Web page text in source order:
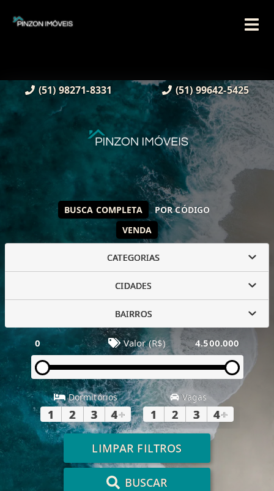
(51) 98271-8331 (51) 99642-5425
VENDA
BUSCA COMPLETA POR CÓDIGO
CATEGORIAS
CIDADES
BAIRROS
0 Valor (R$) 4.500.000
Dormitórios
1 2 3 4+
Vagas
1 2 3 4+
LIMPAR FILTROS
BUSCAR